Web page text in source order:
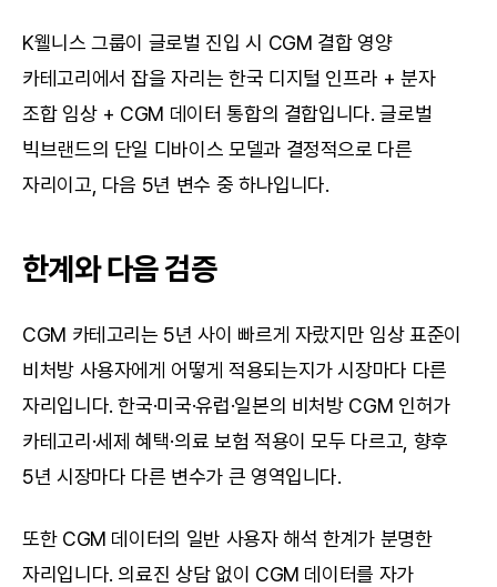
K웰니스 그룹이 글로벌 진입 시 CGM 결합 영양
카테고리에서 잡을 자리는 한국 디지털 인프라 + 분자
조합 임상 + CGM 데이터 통합의 결합입니다. 글로벌
빅브랜드의 단일 디바이스 모델과 결정적으로 다른
자리이고, 다음 5년 변수 중 하나입니다.
한계와 다음 검증
CGM 카테고리는 5년 사이 빠르게 자랐지만 임상 표준이
비처방 사용자에게 어떻게 적용되는지가 시장마다 다른
자리입니다. 한국·미국·유럽·일본의 비처방 CGM 인허가
카테고리·세제 혜택·의료 보험 적용이 모두 다르고, 향후
5년 시장마다 다른 변수가 큰 영역입니다.
또한 CGM 데이터의 일반 사용자 해석 한계가 분명한
자리입니다. 의료진 상담 없이 CGM 데이터를 자가